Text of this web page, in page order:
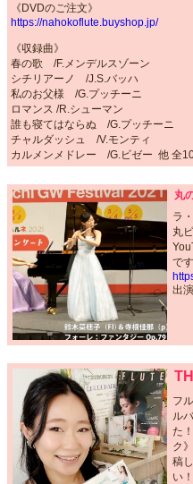
《DVDのご注文》
https://nahokoflute.buyshop.jp/
《収録曲》
春の歌 /F.メンデルスゾーン
シチリアーノ /J.S.バッハ
私のお父様 /G.プッチーニ
ロマンス /R.シューマン
誰も寝てはならぬ /G.プッチーニ
チャルダッシュ /V.モンティ
カルメンメドレー /G.ビゼー 他 全10
丸
ラ
丸
で
出
フ
ル
た
ク
稿
い！